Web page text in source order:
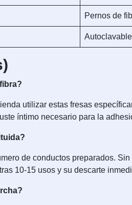
Pernos de
utilizar estas fresas
íntimo necesario para la
de conductos preparados.
10-15 usos y su descarte